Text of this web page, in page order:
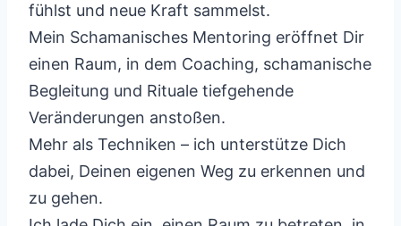
fühlst und neue Kraft sammelst.
Mein Schamanisches Mentoring eröffnet Dir
einen Raum, in dem Coaching, schamanische
Begleitung und Rituale tiefgehende
Veränderungen anstoßen.
Mehr als Techniken – ich unterstütze Dich
dabei, Deinen eigenen Weg zu erkennen und
zu gehen.